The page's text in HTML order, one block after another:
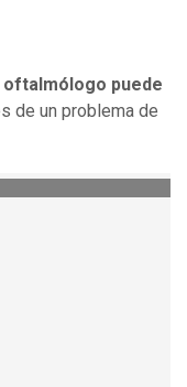
oftalmólogo puede
de un problema de